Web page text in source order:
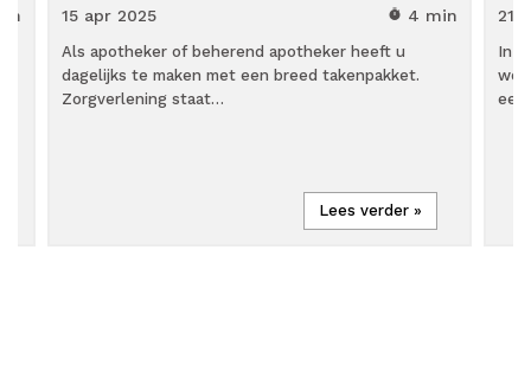
15 apr 2025 timer 4 min
Als apotheker of beherend apotheker heeft u
dagelijks te maken met een breed takenpakket.
Zorgverlening staat…
Lees verder »
21
In